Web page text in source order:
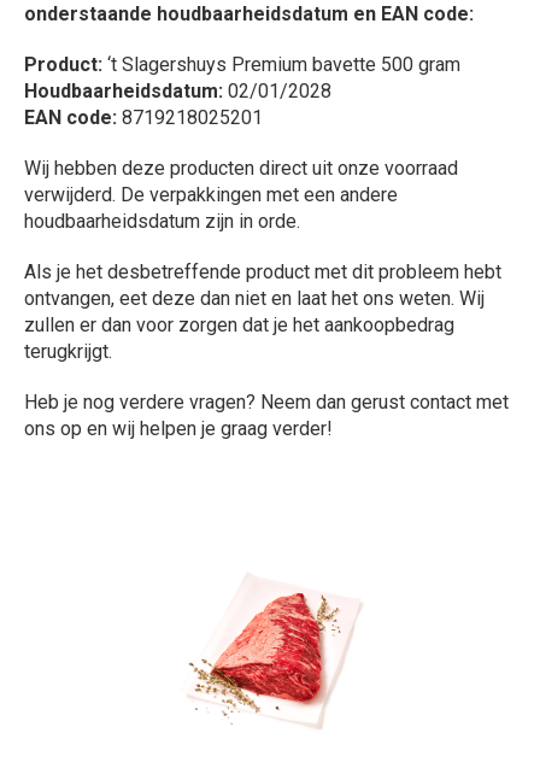
onderstaande houdbaarheidsdatum en EAN code:
Product: ‘t Slagershuys Premium bavette 500 gram
Houdbaarheidsdatum: 02/01/2028
EAN code: 8719218025201
Wij hebben deze producten direct uit onze voorraad
verwijderd. De verpakkingen met een andere
houdbaarheidsdatum zijn in orde.
Als je het desbetreffende product met dit probleem hebt
ontvangen, eet deze dan niet en laat het ons weten. Wij
zullen er dan voor zorgen dat je het aankoopbedrag
terugkrijgt.
Heb je nog verdere vragen? Neem dan gerust contact met
ons op en wij helpen je graag verder!